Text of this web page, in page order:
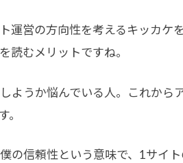
運営の方向性を考えるキッカケ
読むメリットですね。
ようか悩んでいる人。これから
の信頼性という意味で、1サイ